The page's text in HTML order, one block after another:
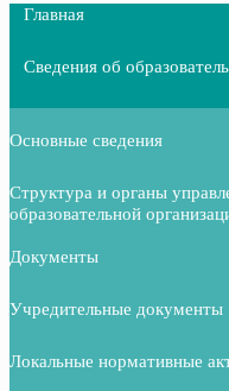
Главная
Сведения об
Основные сведения
Структура и органы
образовательной
Документы
Учредительные документы
Локальные нормативные